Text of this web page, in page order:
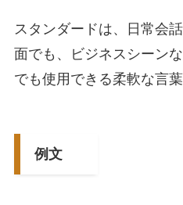
スタンダードは、日常会
面でも、ビジネスシーン
でも使用できる柔軟な言葉
例文